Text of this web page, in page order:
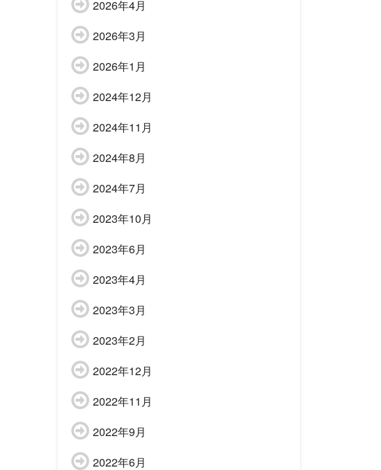
2026年4月
2026年3月
2026年1月
2024年12月
2024年11月
2024年8月
2024年7月
2023年10月
2023年6月
2023年4月
2023年3月
2023年2月
2022年12月
2022年11月
2022年9月
2022年6月